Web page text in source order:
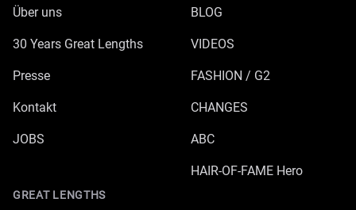
Über uns
30 Years Great Lengths
Presse
Kontakt
JOBS
GREAT LENGTHS
BLOG
VIDEOS
FASHION / G2
CHANGES
ABC
HAIR-OF-FAME Hero